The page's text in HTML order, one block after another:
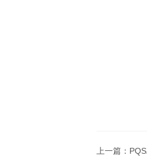
上一篇：